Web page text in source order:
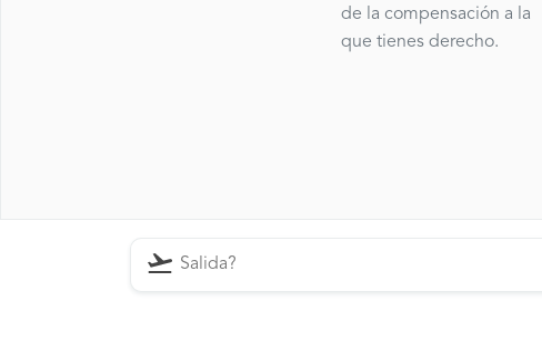
de la compensación a la
que tienes derecho.